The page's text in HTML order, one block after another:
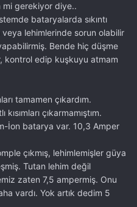
mi gerekiyor diye..
bataryalarda sıkıntı
lehimlerinde sorun olabilir
Bende hiç düşme
kontrol edip kuşkuyu atmam
tamamen çıkardım.
çıkarmamıştım.
İon batarya var. 10,3 Amper
çıkmış, lehimlemişler güya
Tutan lehim değil
zaten 7,5 ampermiş. Onu
vardı. Yok artık dedim 5